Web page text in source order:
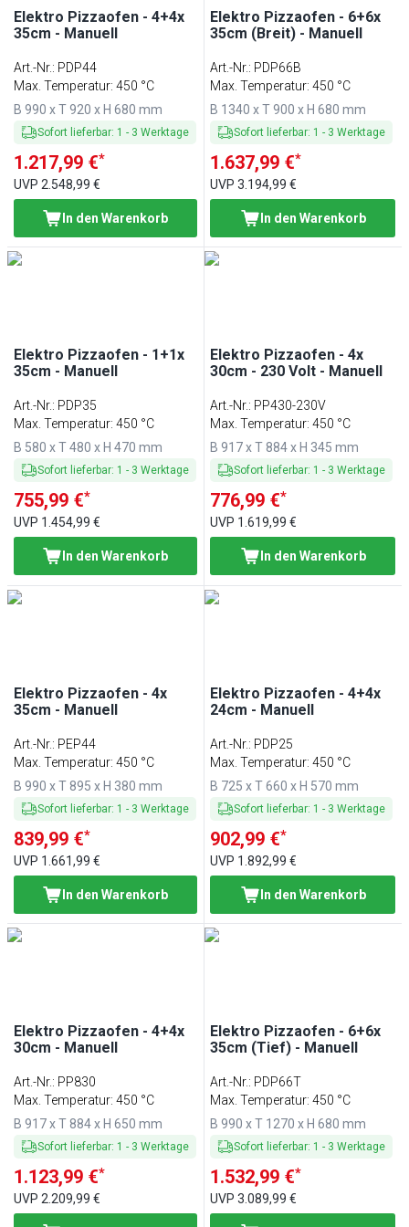
Elektro Pizzaofen - 4+4x
35cm - Manuell
Art.-Nr.: PDP44
Max. Temperatur: 450 °C
B 990 x T 920 x H 680 mm
Sofort lieferbar: 1 - 3 Werktage
1.217,99 €*
UVP 2.548,99 €
In den Warenkorb
Elektro Pizzaofen - 6+6x
35cm (Breit) - Manuell
Art.-Nr.: PDP66B
Max. Temperatur: 450 °C
B 1340 x T 900 x H 680 mm
Sofort lieferbar: 1 - 3 Werktage
1.637,99 €*
UVP3.194,99 €
In den Warenkorb
Elektro Pizzaofen - 1+1x
35cm - Manuell
Art.-Nr.: PDP35
Max. Temperatur: 450 °C
B 580 x T 480 x H 470 mm
Sofort lieferbar: 1 - 3 Werktage
755,99 €*
UVP 1.454,99 €
In den Warenkorb
Elektro Pizzaofen - 4x
30cm - 230 Volt - Manuell
Art.-Nr.: PP430-230V
Max. Temperatur: 450 °C
B 917 x T 884 x H 345 mm
Sofort lieferbar: 1 - 3 Werktage
776,99 €*
UVP 1.619,99 €
In den Warenkorb
Elektro Pizzaofen - 4x
35cm - Manuell
Art.-Nr.: PEP44
Max. Temperatur: 450 °C
B 990 x T 895 x H 380 mm
Sofort lieferbar: 1 - 3 Werktage
839,99 €*
UVP 1.661,99 €
In den Warenkorb
Elektro Pizzaofen - 4+4x
24cm - Manuell
Art.-Nr.: PDP25
Max. Temperatur: 450 °C
B 725 x T 660 x H 570 mm
Sofort lieferbar: 1 - 3 Werktage
902,99 €*
UVP 1.892,99 €
In den Warenkorb
Elektro Pizzaofen - 4+4x
30cm - Manuell
Art.-Nr.: PP830
Max. Temperatur: 450 °C
B 917 x T 884 x H 650 mm
Sofort lieferbar: 1 - 3 Werktage
1.123,99 €*
UVP 2.209,99 €
Elektro Pizzaofen - 6+6x
35cm (Tief) - Manuell
Art.-Nr.: PDP66T
Max. Temperatur: 450 °C
B 990 x T 1270 x H 680 mm
Sofort lieferbar: 1 - 3 Werktage
1.532,99 €*
UVP3.089,99 €